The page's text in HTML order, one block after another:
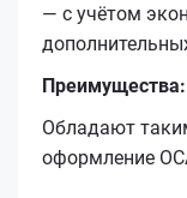
— с учётом
Преимущества:
Обладают
оформление